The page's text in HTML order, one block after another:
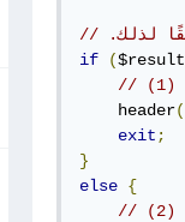
لذلك.
if
($result
// (1)
    header
(
exit ;
}
else {
// (2)